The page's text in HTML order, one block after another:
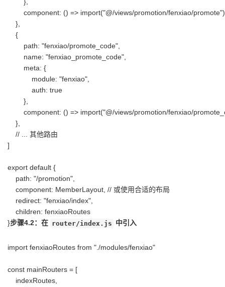
component: () => import("@/views/promotion/fenxiao/promote")
},
{
path: "fenxiao/promote_code",
name: "fenxiao_promote_code",
meta: {
module: "fenxiao",
auth: true
},
component: () => import("@/views/promotion/fenxiao/
},
// ... 其他路由
]
export default {
path: "/promotion",
component: MemberLayout, // 或使用合适的布局
redirect: "fenxiao/index",
children: fenxiaoRoutes
}步骤4.2：在 router/index.js 中引入
import fenxiaoRoutes from "./modules/fenxiao"
const mainRouters = [
indexRoutes,